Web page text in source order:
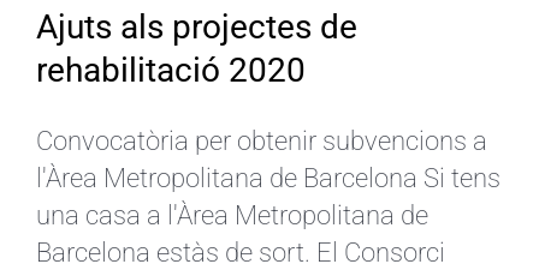
Ajuts als projectes de
rehabilitació 2020
Convocatòria per obtenir subvencions a
l'Àrea Metropolitana de Barcelona Si tens
una casa a l'Àrea Metropolitana de
Barcelona estàs de sort. El Consorci